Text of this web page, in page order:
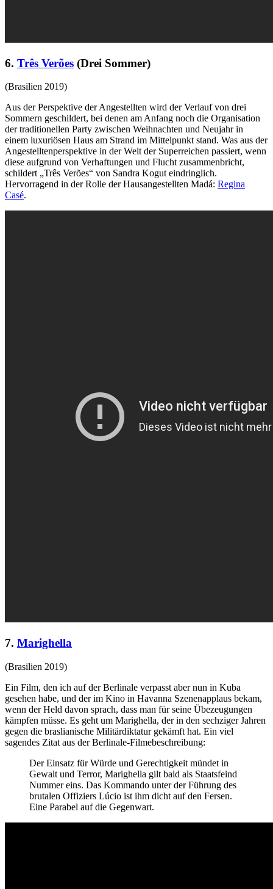
6. Três Verões (Drei Sommer)
(Brasilien 2019)
Aus der Perspektive der Angestellten wird der Verlauf von drei
Sommern geschildert, bei denen am Anfang noch die Organisation
der traditionellen Party zwischen Weihnachten und Neujahr in
einem luxuriösen Haus am Strand im Mittelpunkt stand. Was aus der
Angestelltenperspektive in der Welt der Superreichen passiert, wenn
diese aufgrund von Verhaftungen und Flucht zusammenbricht,
schildert „Três Verões“ von Sandra Kogut eindringlich.
Hervorragend in der Rolle der Hausangestellten Madá: Regina
Casé.
7. Marighella
(Brasilien 2019)
Ein Film, den ich auf der Berlinale verpasst aber nun in Kuba
gesehen habe, und der im Kino in Havanna Szenenapplaus bekam,
wenn der Held davon sprach, dass man für seine Übezeugungen
kämpfen müsse. Es geht um Marighella, der in den sechziger Jahren
gegen die braslianische Militärdiktatur gekämft hat. Ein viel
sagendes Zitat aus der Berlinale-Filmebeschreibung:
Der Einsatz für Würde und Gerechtigkeit mündet in
Gewalt und Terror, Marighella gilt bald als Staatsfeind
Nummer eins. Das Kommando unter der Führung des
brutalen Offiziers Lúcio ist ihm dicht auf den Fersen.
Eine Parabel auf die Gegenwart.